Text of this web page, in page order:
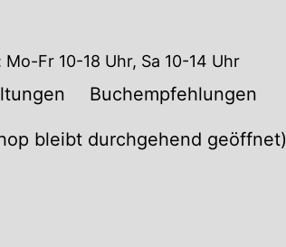
Fr 10-18 Uhr, Sa 10-14 Uhr
Buchempfehlungen
bleibt durchgehend geöffnet)